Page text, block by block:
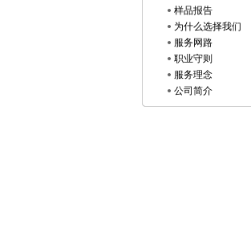
样品报告
为什么选择我们
服务网路
职业守则
服务理念
公司简介